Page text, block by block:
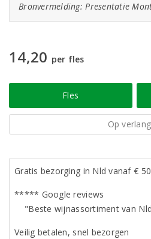
Bronvermelding: Presentatie
14,20 per fles
Fles
Op
Gratis bezorging in Nld vanaf €
***** Google reviews
"Beste wijnassortiment van
Veilig betalen, snel bezorgen